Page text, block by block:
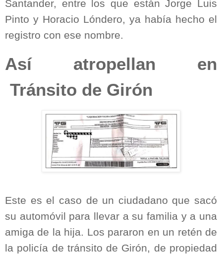
Santander, entre los que están Jorge Luis
Pinto y Horacio Lóndero, ya había hecho el
registro con ese nombre.
Así atropellan en
Tránsito de Girón
Este es el caso de un ciudadano que sacó
su automóvil para llevar a su familia y a una
amiga de la hija. Los pararon en un retén de
la policía de tránsito de Girón, de propiedad